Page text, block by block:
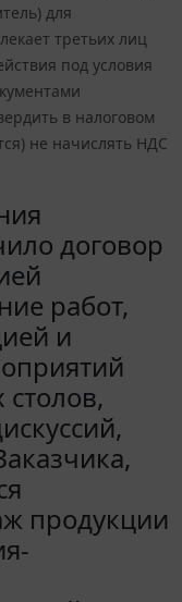
для
третьих лиц
под условия
в налоговом
не начислять НДС
договор
работ,
и
продукции